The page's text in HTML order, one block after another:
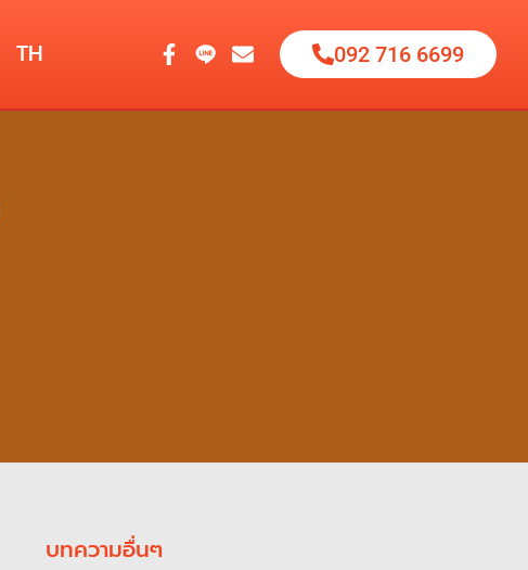
TH 092 716 6699
บทความอื่นๆ